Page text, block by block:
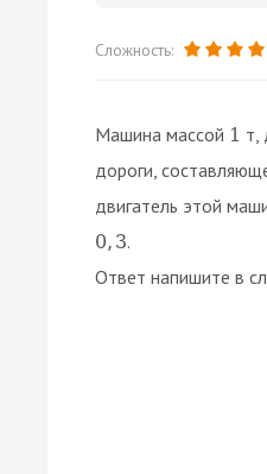
Сложность:
Машина массой 1 т,
дороги,
двигатель этой
0, 3.
Ответ напишите в